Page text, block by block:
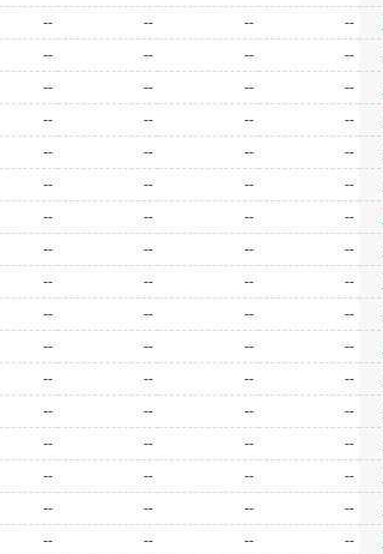
-- -- -- --
-- -- -- --
-- -- -- --
-- -- -- --
-- -- -- --
-- -- -- --
-- -- -- --
-- -- -- --
-- -- -- --
-- -- -- --
-- -- -- --
-- -- -- --
-- -- -- --
-- -- -- --
-- -- -- --
-- -- -- --
-- -- -- --